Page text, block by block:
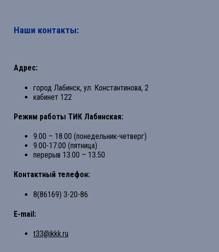
Наши контакты:
Адрес:
город Лабинск, ул. Константинова, 2
кабинет 122
Режим работы ТИК Лабинская:
9.00 – 18.00 (понедельник-четверг)
9.00-17.00 (пятница)
перерыв 13.00 – 13.50
Контактный телефон:
8(86169) 3-20-86
E-mail:
t33@ikkk.ru